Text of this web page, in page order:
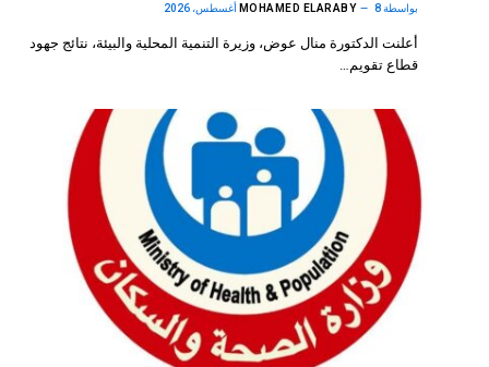
بواسطة MOHAMED ELARABY 8 أغسطس، 2026
أعلنت الدكتورة منال عوض، وزيرة التنمية المحلية والبيئة، نتائج جهود
قطاع تقويم…